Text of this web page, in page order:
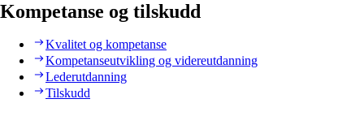
Kompetanse og tilskudd
Kvalitet og kompetanse
Kompetanseutvikling og videreutdanning
Lederutdanning
Tilskudd